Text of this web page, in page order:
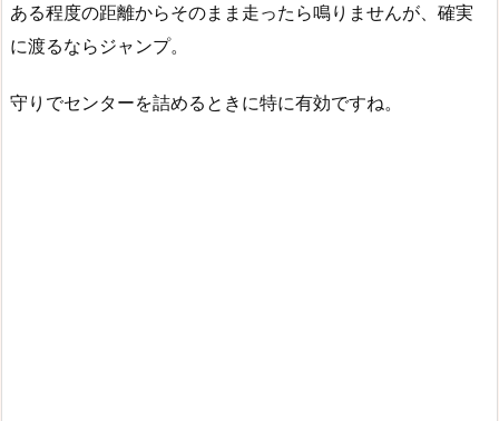
ある程度の距離からそのまま走ったら鳴りませんが、確実
に渡るならジャンプ。
守りでセンターを詰めるときに特に有効ですね。